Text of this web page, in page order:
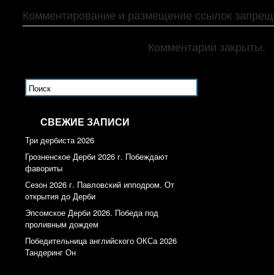
Комментирование и размещение ссылок
Комментарии закрыты.
СВЕЖИЕ ЗАПИСИ
Три дербиста 2026
Грозненское Дерби 2026 г. Побеждают
фавориты
Сезон 2026 г. Павловский ипподром. От
открытия до Дерби
Эпсомское Дерби 2026. Победа под
проливным дождем
Победительница английского ОКСа 2026
Тандеринг Он